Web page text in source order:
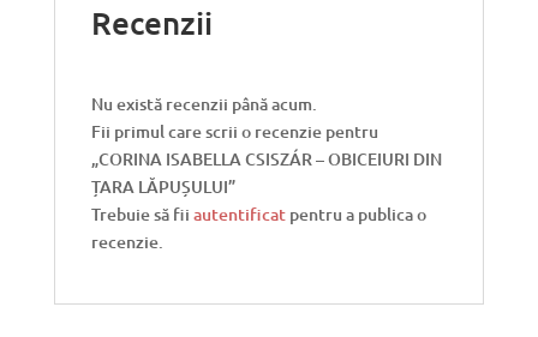
Recenzii
Nu există recenzii până acum.
Fii primul care scrii o recenzie pentru
„CORINA ISABELLA CSISZÁR – OBICEIURI DIN
ȚARA LĂPUȘULUI”
Trebuie să fii autentificatpentru a publica o
recenzie.